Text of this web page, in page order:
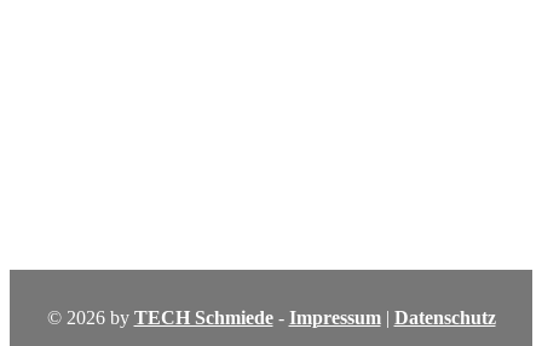
© 2026 by TECH Schmiede- Impressum| Datenschutz